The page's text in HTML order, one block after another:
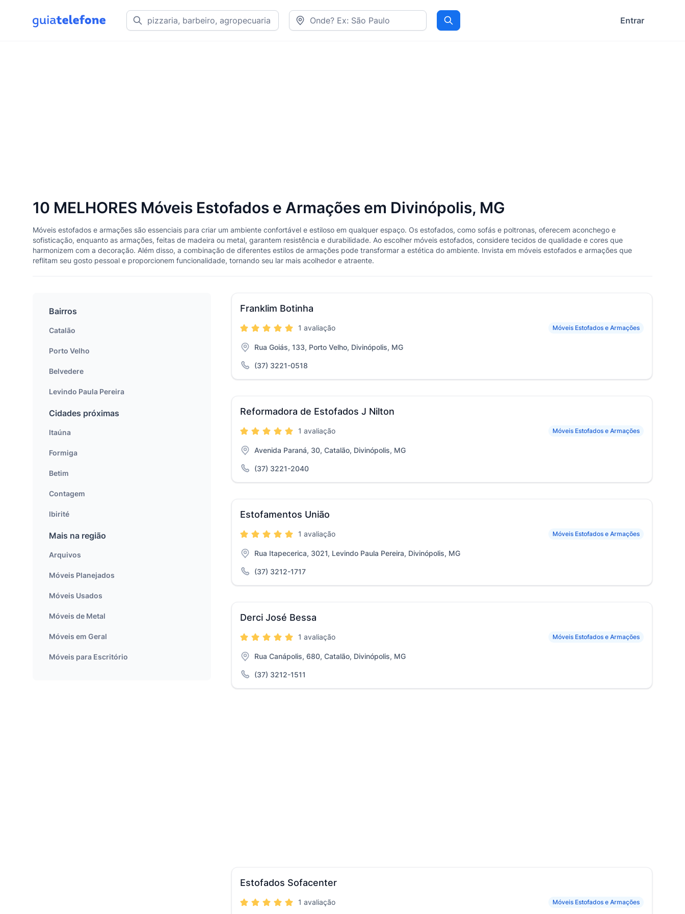
Procurar Entrar
10 MELHORES Móveis Estofados e Armações em Divinópolis, MG
Móveis estofados e armações são essenciais para criar um ambiente confortável e estiloso em qualquer espaço. Os estofados, como sofás e poltronas, oferecem aconchego e
sofisticação, enquanto as armações, feitas de madeira ou metal, garantem resistência e durabilidade. Ao escolher móveis estofados, considere tecidos de qualidade e cores que
harmonizem com a decoração. Além disso, a combinação de diferentes estilos de armações pode transformar a estética do ambiente. Invista em móveis estofados e armações que
reflitam seu gosto pessoal e proporcionem funcionalidade, tornando seu lar mais acolhedor e atraente.
Franklim Botinha
Móveis Estofados e Armações
1 avaliação
Rua Goiás, 133, Porto Velho, Divinópolis, MG
(37) 3221-0518
Reformadora de Estofados J Nilton
Móveis Estofados e Armações
1 avaliação
Avenida Paraná, 30, Catalão, Divinópolis, MG
(37) 3221-2040
Estofamentos União
Móveis Estofados e Armações
1 avaliação
Rua Itapecerica, 3021, Levindo Paula Pereira, Divinópolis, MG
(37) 3212-1717
Derci José Bessa
Móveis Estofados e Armações
1 avaliação
Rua Canápolis, 680, Catalão, Divinópolis, MG
(37) 3212-1511
Estofados Sofacenter
Móveis Estofados e Armações
1 avaliação
Bairros
Catalão
Porto Velho
Belvedere
Levindo Paula Pereira
Cidades próximas
Itaúna
Formiga
Betim
Contagem
Ibirité
Mais na região
Arquivos
Móveis Planejados
Móveis Usados
Móveis de Metal
Móveis em Geral
Móveis para Escritório